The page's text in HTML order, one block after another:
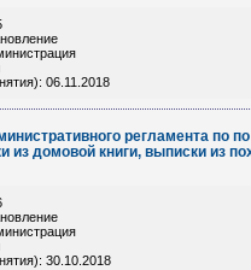
06.11.2018
регламента по
из домовой книги, выписки из
30.10.2018